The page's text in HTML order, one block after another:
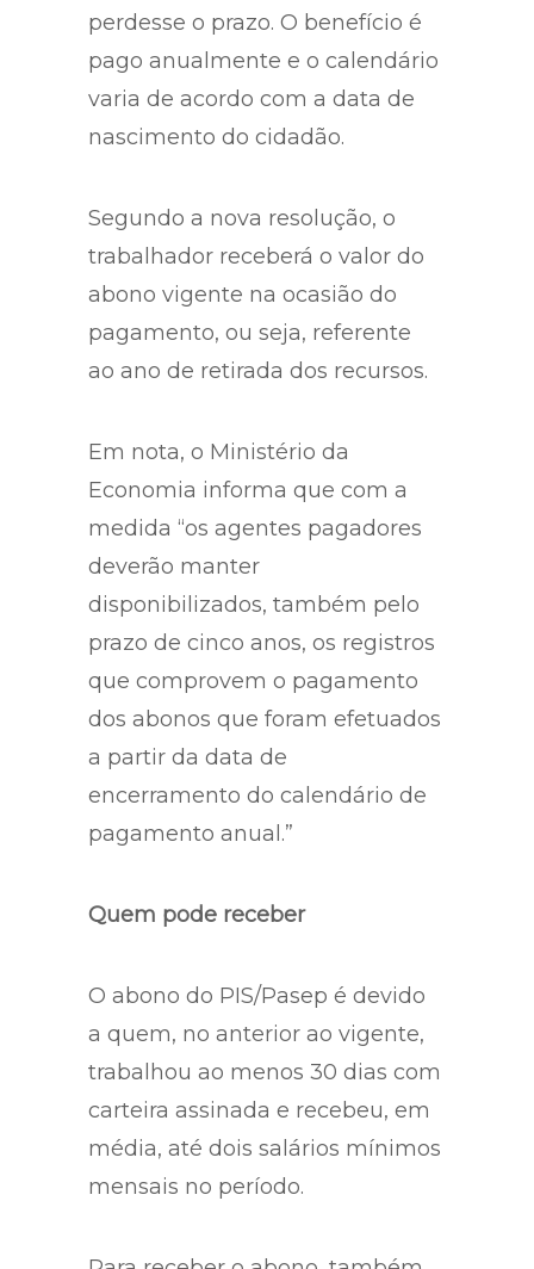
perdesse o prazo. O benefício é
pago anualmente e o calendário
varia de acordo com a data de
nascimento do cidadão.
Segundo a nova resolução, o
trabalhador receberá o valor do
abono vigente na ocasião do
pagamento, ou seja, referente
ao ano de retirada dos recursos.
Em nota, o Ministério da
Economia informa que com a
medida “os agentes pagadores
deverão manter
disponibilizados, também pelo
prazo de cinco anos, os registros
que comprovem o pagamento
dos abonos que foram efetuados
a partir da data de
encerramento do calendário de
pagamento anual.”
Quem pode receber
O abono do PIS/Pasep é devido
a quem, no anterior ao vigente,
trabalhou ao menos 30 dias com
carteira assinada e recebeu, em
média, até dois salários mínimos
mensais no período.